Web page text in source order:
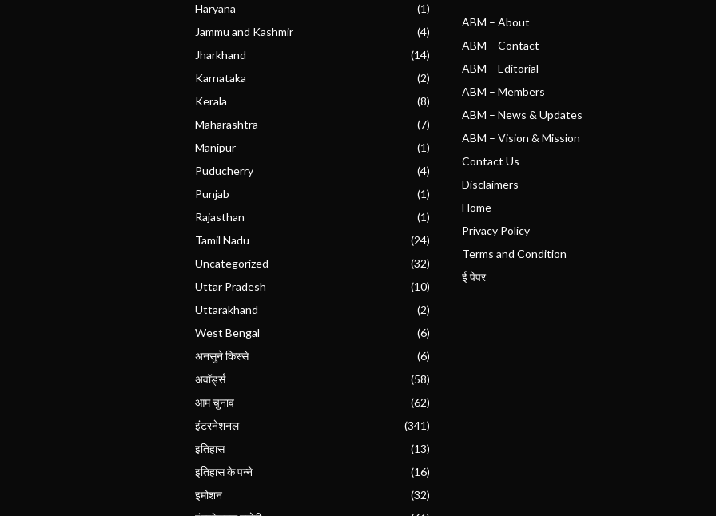
Haryana
(1)
Jammu and Kashmir
(4)
Jharkhand
(14)
Karnataka
(2)
Kerala
(8)
Maharashtra
(7)
Manipur
(1)
Puducherry
(4)
Punjab
(1)
Rajasthan
(1)
Tamil Nadu
(24)
Uncategorized
(32)
Uttar Pradesh
(10)
Uttarakhand
(2)
West Bengal
(6)
अनसुने किस्से
(6)
अवॉर्ड्स
(58)
आम चुनाव
(62)
इंटरनेशनल
(341)
इतिहास
(13)
इतिहास के पन्ने
(16)
इमोशन
(32)
ABM – About
ABM – Contact
ABM – Editorial
ABM – Members
ABM – News & Updates
ABM – Vision & Mission
Contact Us
Disclaimers
Home
Privacy Policy
Terms and Condition
ई पेपर